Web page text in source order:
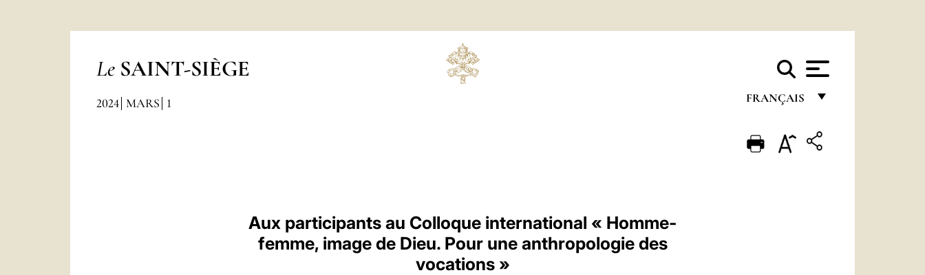
Le SAINT-SIÈGE
FRANÇAIS
ENGLISH
2024 MARS 1
Aux participants au Colloque international « Homme-
femme, image de Dieu. Pour une anthropologie des
vocations »